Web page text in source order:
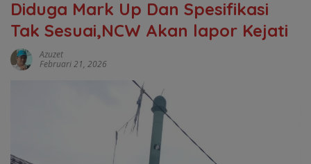
Diduga Mark Up Dan Spesifikasi
Tak Sesuai,NCW Akan lapor Kejati
Azuzet
Februari 21, 2026